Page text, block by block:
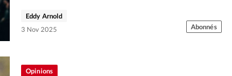
Emploi
Eddy Arnold
3 Nov 2025
Abonnés
Opinions